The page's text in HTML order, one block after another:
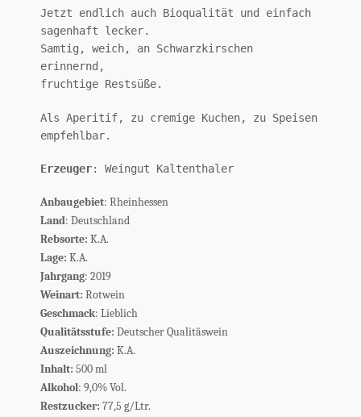
Jetzt endlich auch Bioqualität und einfach
sagenhaft lecker.
Samtig, weich, an Schwarzkirschen
erinnernd,
fruchtige Restsüße.
Als Aperitif, zu cremige Kuchen, zu Speisen
empfehlbar.
Erzeuger: Weingut Kaltenthaler
Anbaugebiet: Rheinhessen
Land: Deutschland
Rebsorte: K.A.
Lage: K.A.
Jahrgang: 2019
Weinart: Rotwein
Geschmack: Lieblich
Qualitätsstufe: Deutscher Qualitäswein
Auszeichnung: K.A.
Inhalt: 500 ml
Alkohol: 9,0% Vol.
Restzucker: 77,5 g/Ltr.